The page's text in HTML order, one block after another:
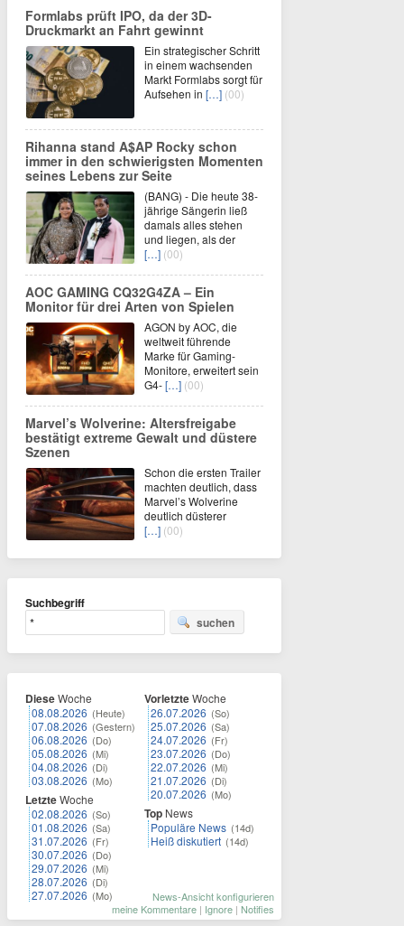
Formlabs prüft IPO, da der 3D-
Druckmarkt an Fahrt gewinnt
Ein strategischer Schritt
in einem wachsenden
Markt Formlabs sorgt für
Aufsehen in […] (00)
Rihanna stand A$AP Rocky schon
immer in den schwierigsten Momenten
seines Lebens zur Seite
(BANG) - Die heute 38-
jährige Sängerin ließ
damals alles stehen
und liegen, als der
[…] (00)
AOC GAMING CQ32G4ZA – Ein
Monitor für drei Arten von Spielen
AGON by AOC, die
weltweit führende
Marke für Gaming-
Monitore, erweitert sein
G4-[…] (00)
Marvel’s Wolverine: Altersfreigabe
bestätigt extreme Gewalt und düstere
Szenen
Schon die ersten Trailer
machten deutlich, dass
Marvel’s Wolverine
deutlich düsterer
[…] (00)
Suchbegriff
suchen
DieseWoche
08.08.2026 (Heute)
07.08.2026 (Gestern)
06.08.2026 (Do)
05.08.2026 (Mi)
04.08.2026 (Di)
03.08.2026 (Mo)
LetzteWoche
02.08.2026 (So)
01.08.2026 (Sa)
31.07.2026 (Fr)
30.07.2026 (Do)
29.07.2026 (Mi)
28.07.2026 (Di)
27.07.2026 (Mo)
VorletzteWoche
26.07.2026 (So)
25.07.2026 (Sa)
24.07.2026 (Fr)
23.07.2026 (Do)
22.07.2026 (Mi)
21.07.2026 (Di)
20.07.2026 (Mo)
Top News
Populäre News (14d)
Heiß diskutiert (14d)
News-Ansicht konfigurieren
meine Kommentare | Ignore | Notifies